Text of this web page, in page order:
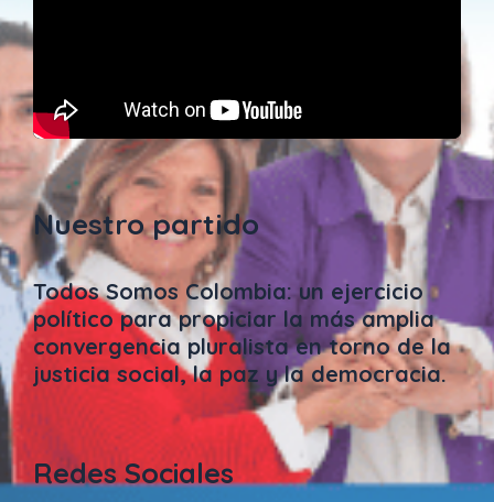
Nuestro partido
Todos Somos Colombia: un ejercicio
político para propiciar la más amplia
convergencia pluralista en torno de la
justicia social, la paz y la democracia.
Redes Sociales